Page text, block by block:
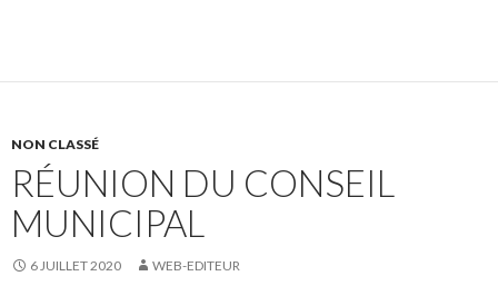
NON CLASSÉ
RÉUNION DU CONSEIL
MUNICIPAL
6 JUILLET 2020 WEB-EDITEUR